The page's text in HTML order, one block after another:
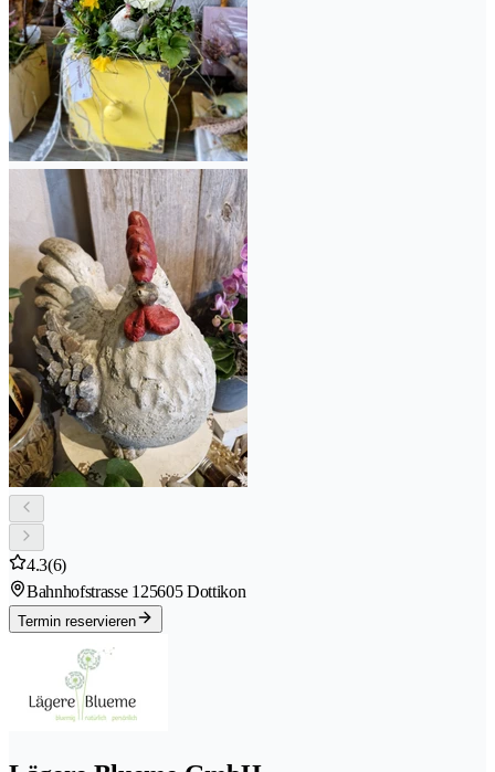
4.3(6)
Bahnhofstrasse 125605 Dottikon
Termin reservieren